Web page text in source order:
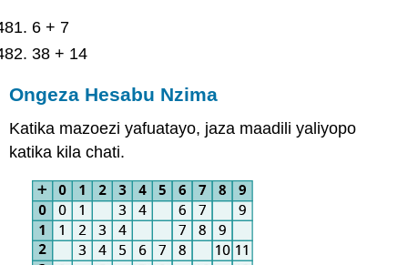
6 + 7
38 + 14
Ongeza Hesabu Nzima
Katika mazoezi yafuatayo, jaza maadili yaliyopo
katika kila chati.